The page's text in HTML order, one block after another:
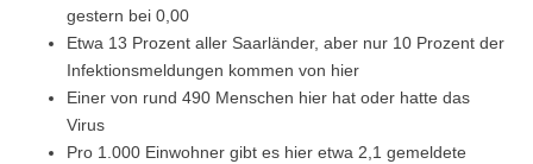
gestern bei 0,00
Etwa 13 Prozent aller Saarländer, aber nur 10 Prozent der
Infektionsmeldungen kommen von hier
Einer von rund 490 Menschen hier hat oder hatte das
Virus
Pro 1.000 Einwohner gibt es hier etwa 2,1 gemeldete